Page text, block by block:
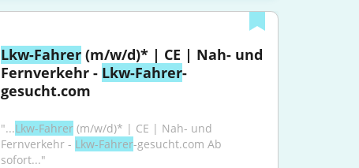
Lkw-Fahrer (m/w/d)* | CE | Nah- und
Fernverkehr - Lkw-Fahrer-
gesucht.com
"...Lkw-Fahrer (m/w/d)* | CE | Nah- und
Fernverkehr - Lkw-Fahrer-gesucht.com Ab
sofort..."